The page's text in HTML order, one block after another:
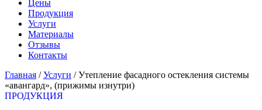
Цены
Продукция
Услуги
Материалы
Отзывы
Контакты
Главная /Услуги /Утепление фасадного остекления системы
«авангард», (прижимы изнутри)
ПРОДУКЦИЯ